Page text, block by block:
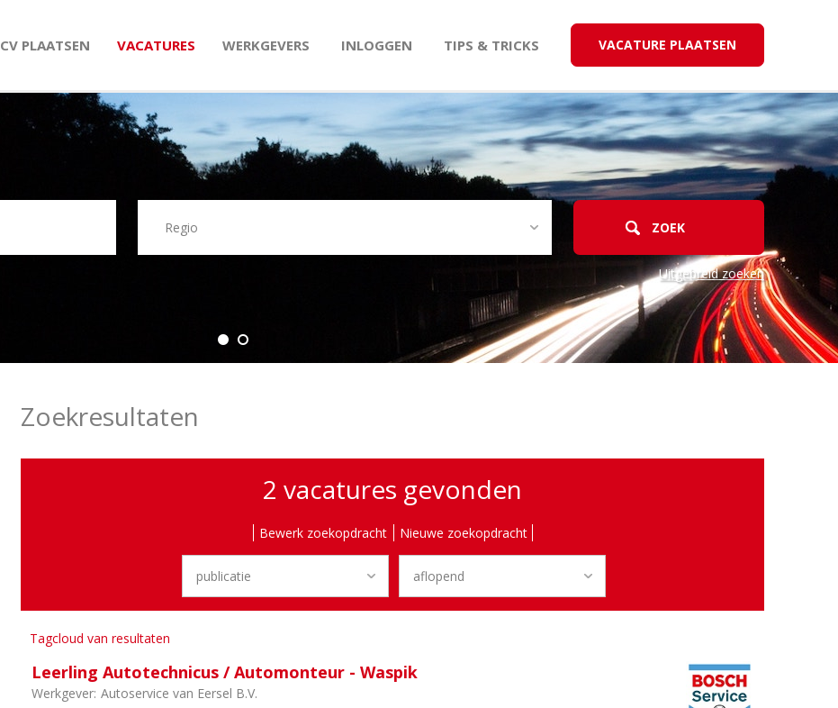
CV PLAATSEN VACATURES WERKGEVERS INLOGGEN TIPS & TRICKS VACATURE PLAATSEN
Uitgebreid zoeken
Zoekresultaten
2 vacatures gevonden
Bewerk zoekopdracht Nieuwe zoekopdracht
Tagcloud van resultaten
Leerling Autotechnicus / Automonteur - Waspik
Werkgever: Autoservice van Eersel B.V.